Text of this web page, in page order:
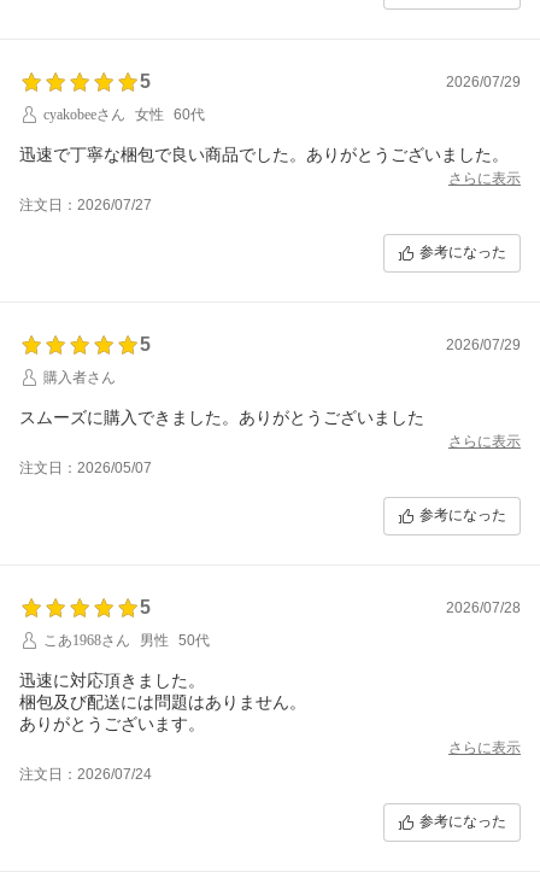
5
2026/07/29
cyakobeeさん
女性 60代
迅速で丁寧な梱包で良い商品でした。ありがとうございました。
さらに表示
注文日：2026/07/27
参考になった
5
2026/07/29
購入者さん
スムーズに購入できました。ありがとうございました
さらに表示
注文日：2026/05/07
参考になった
5
2026/07/28
こあ1968さん
男性 50代
迅速に対応頂きました。
梱包及び配送には問題はありません。
ありがとうございます。
さらに表示
注文日：2026/07/24
参考になった